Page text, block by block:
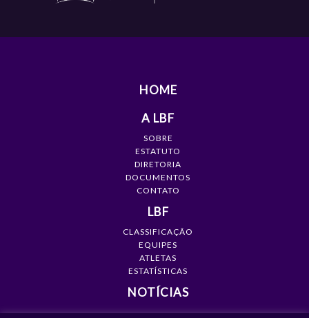
HOME
A LBF
SOBRE
ESTATUTO
DIRETORIA
DOCUMENTOS
CONTATO
LBF
CLASSIFICAÇÃO
EQUIPES
ATLETAS
ESTATÍSTICAS
NOTÍCIAS